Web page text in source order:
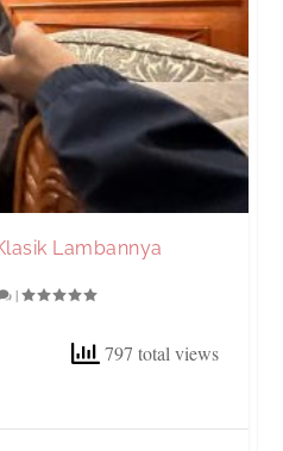
Lambannya
|
797 total views